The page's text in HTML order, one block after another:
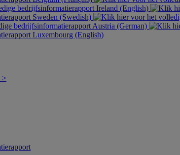
Ireland (English)
Sweden (Swedish)
Austria (German)
Luxembourg (English)
>